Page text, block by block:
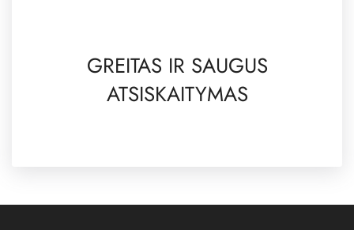
GREITAS IR SAUGUS
ATSISKAITYMAS